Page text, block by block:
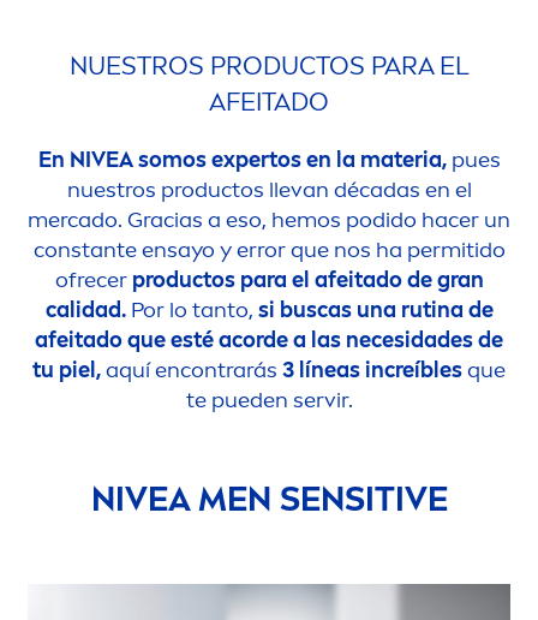
NUESTROS PRODUCTOS PARA EL
AFEITADO
En NIVEAsomos expertos en la materia,pues
nuestros productos llevan décadas en el
mercado. Gracias a eso, hemos podido hacer un
constante ensayo y error que nos ha permitido
ofrecer productos para el afeitado de gran
calidad.Por lo tanto, si buscas una rutina de
afeitado que esté acorde a las necesidades de
tu piel,aquí encontrarás 3 líneas increíblesque
te pueden servir.
NIVEA MEN SENSITIVE